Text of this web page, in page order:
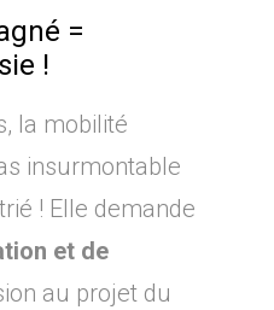
=
!
la mobilité
insurmontable
! Elle demande
et de
au projet du